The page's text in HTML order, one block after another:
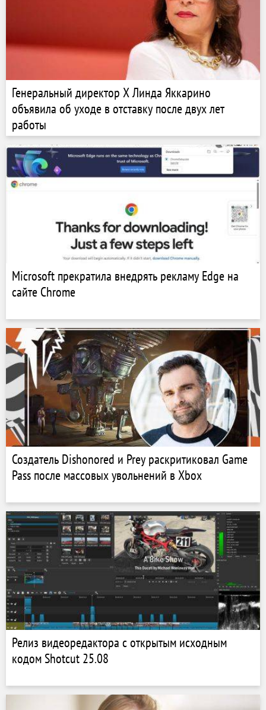
Генеральный директор X Линда Яккарино
объявила об уходе в отставку после двух лет
работы
Microsoft прекратила внедрять рекламу Edge на
сайте Chrome
Создатель Dishonored и Prey раскритиковал Game
Pass после массовых увольнений в Xbox
Релиз видеоредактора с открытым исходным
кодом Shotcut 25.08